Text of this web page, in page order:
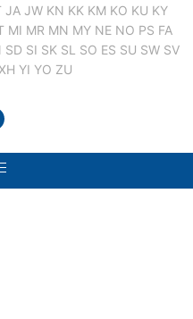
JA JW KN KK KM KO KU KY
MI MR MN MY NE NO PS FA
SD SI SK SL SO ES SU SW SV
XH YI YO ZU